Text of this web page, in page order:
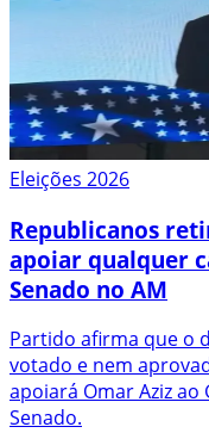
Eleições 2026
Republicanos
apoiar qualquer
Senado no AM
Partido afirma que o
votado e nem
apoiará Omar Aziz ao
Senado.